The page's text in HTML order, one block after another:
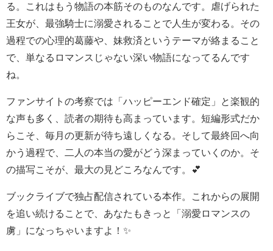
る。これはもう物語の本筋そのものなんです。虐げられた
王女が、最強騎士に溺愛されることで人生が変わる。その
過程での心理的葛藤や、妹救済というテーマが絡まること
で、単なるロマンスじゃない深い物語になってるんです
ね。
ファンサイトの考察では「ハッピーエンド確定」と楽観的
な声も多く、読者の期待も高まっています。短編形式だか
らこそ、毎月の更新が待ち遠しくなる。そして最終回へ向
かう過程で、二人の本当の愛がどう深まっていくのか。そ
の描写こそが、最大の見どころなんです。💕
ブックライブで独占配信されている本作。これからの展開
を追い続けることで、あなたもきっと「溺愛ロマンスの
虜」になっちゃいますよ！✨